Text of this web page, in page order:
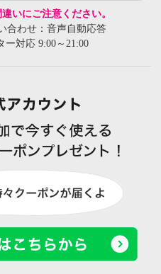
いにご注意ください。
合わせ：音声自動応答
ー対応 9:00～21:00